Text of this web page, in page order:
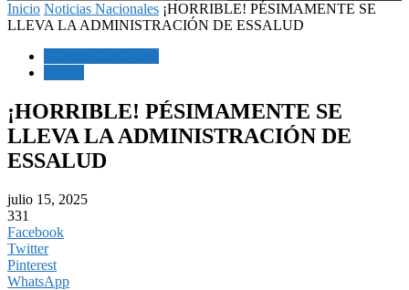
Inicio Noticias Nacionales ¡HORRIBLE! PÉSIMAMENTE SE
LLEVA LA ADMINISTRACIÓN DE ESSALUD
¡HORRIBLE! PÉSIMAMENTE SE
LLEVA LA ADMINISTRACIÓN DE
ESSALUD
julio 15, 2025
331
Facebook
Twitter
Pinterest
WhatsApp